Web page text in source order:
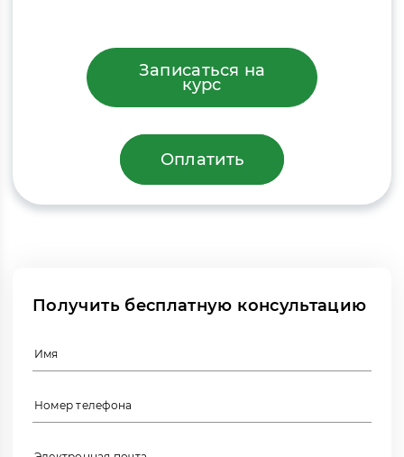
Записаться на
курс
Оплатить
Получить бесплатную консультацию